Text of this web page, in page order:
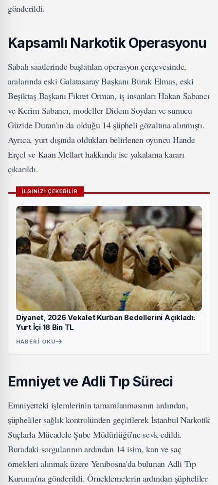
gönderildi.
Kapsamlı Narkotik Operasyonu
Sabah saatlerinde başlatılan operasyon çerçevesinde,
aralarında eski Galatasaray Başkanı Burak Elmas, eski
Beşiktaş Başkanı Fikret Orman, iş insanları Hakan Sabancı
ve Kerim Sabancı, modeller Didem Soydan ve sunucu
Güzide Duran'ın da olduğu 14 şüpheli gözaltına alınmıştı.
Ayrıca, yurt dışında oldukları belirlenen oyuncu Hande
Erçel ve Kaan Mellart hakkında ise yakalama kararı
çıkarıldı.
İLGİNİZİ ÇEKEBİLİR
Diyanet, 2026 Vekalet Kurban Bedellerini Açıkladı:
Yurt İçi 18 Bin TL
HABERI OKU
Emniyet ve Adli Tıp Süreci
Emniyetteki işlemlerinin tamamlanmasının ardından,
şüpheliler sağlık kontrolünden geçirilerek İstanbul Narkotik
Suçlarla Mücadele Şube Müdürlüğü'ne sevk edildi.
Buradaki sorgularının ardından 14 isim, kan ve saç
örnekleri alınmak üzere Yenibosna'da bulunan Adli Tıp
Kurumu'na gönderildi. Örneklemelerin ardından şüpheliler